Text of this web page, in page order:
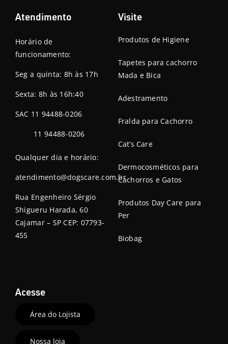
Atendimento
Horário de
funcionamento:
Seg a quinta: 8h às 17h
Sexta: 8h às 16h:40
SAC 11 94488-0206
11 94488-0206
Qualquer dia e horário:
atendimento@dogscare.com.br
Rua Engenheiro Sérgio
Shigueru Harada, 60
Cajamar – SP CEP: 07793-
455
Visite
Produtos de Higiene
Tapetes para cachorro
Mada e Bica
Adestramento
Fralda para Cachorro
Cat’s Care
Dermocosméticos para
Cachorros e Gatos
Produtos Day Care para
Per
Biobag
Acesse
Área do Lojista
Nossa loja